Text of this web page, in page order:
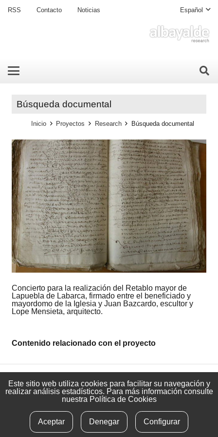
RSS Contacto Noticias Español
Búsqueda documental
Inicio Proyectos Research Búsqueda documental
Concierto para la realización del Retablo mayor de
Lapuebla de Labarca, firmado entre el beneficiado y
mayordomo de la Iglesia y Juan Bazcardo, escultor y
Lope Mensieta, arquitecto.
Contenido relacionado con el proyecto
info@albayalde.org– Tlfn: 656 781 472
Contacto
Noticias
Este sitio web utiliza cookies para facilitar su navegación y
realizar análisis estadísticos. Para más información consulte
nuestra Política de Cookies
Aceptar Denegar Configurar